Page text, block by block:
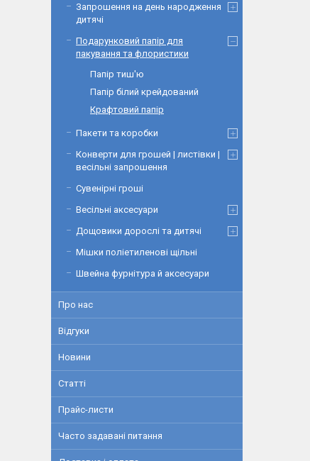
Запрошення на день народження
дитячі
Подарунковий папір для
пакування та флористики
Папір тиш'ю
Папір білий крейдований
Крафтовий папір
Пакети та коробки
Конверти для грошей | листівки |
весільні запрошення
Сувенірні гроші
Весільні аксесуари
Дощовики дорослі та дитячі
Мішки поліетиленові щільні
Швейна фурнітура й аксесуари
Про нас
Відгуки
Новини
Статті
Прайс-листи
Часто задавані питання